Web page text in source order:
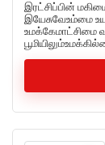
இரட்சிப்பின்
இயேசுவேஉம்மை
உமக்கேமாட்சிமை